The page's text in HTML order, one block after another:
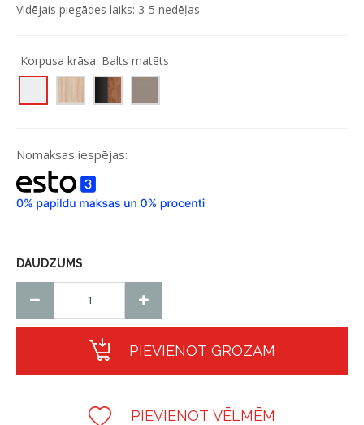
Vidējais piegādes laiks: 3-5 nedēļas
Korpusa krāsa: Balts matēts
Nomaksas iespējas:
DAUDZUMS
PIEVIENOT GROZAM
PIEVIENOT VĒLMĒM